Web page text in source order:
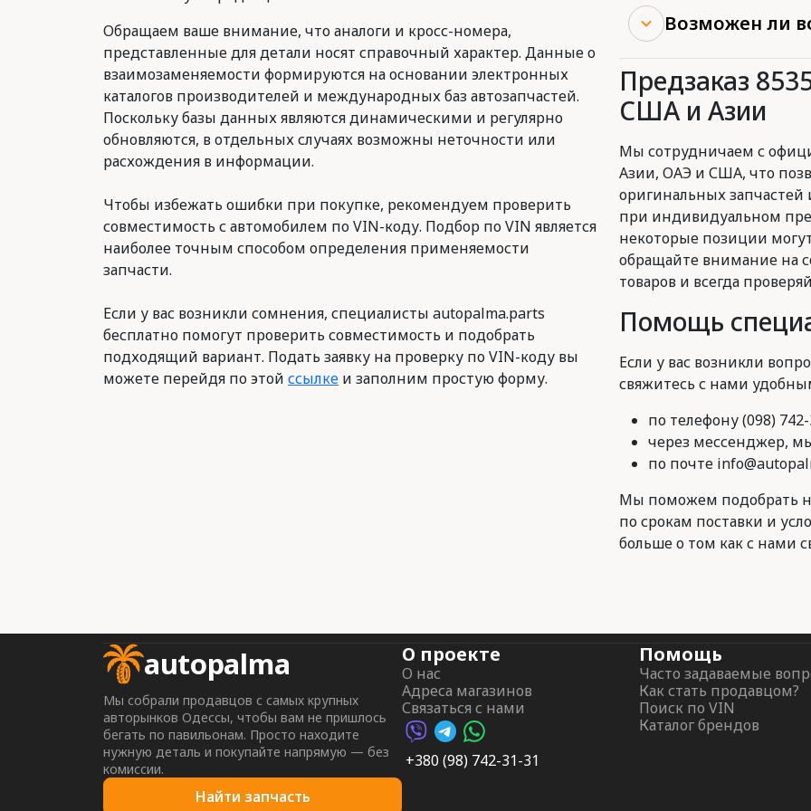
Обращаем ваше внимание, что аналоги и кросс-номера,
представленные для детали носят справочный характер. Данные о
взаимозаменяемости формируются на основании электронных
каталогов производителей и международных баз автозапчастей.
Поскольку базы данных являются динамическими и регулярно
обновляются, в отдельных случаях возможны неточности или
расхождения в информации.
Чтобы избежать ошибки при покупке, рекомендуем проверить
совместимость с автомобилем по VIN-коду. Подбор по VIN является
наиболее точным способом определения применяемости
запчасти.
Если у вас возникли сомнения, специалисты autopalma.parts
бесплатно помогут проверить совместимость и подобрать
подходящий вариант. Подать заявку на проверку по VIN-коду вы
можете перейдя по этой ссылке и заполним простую форму.
Возможен ли
Предзаказ
США и Азии
Мы сотрудничаем с
Азии, ОАЭ и США, что
оригинальных
при индивидуальном
некоторые позиции
обращайте внимание на
товаров и всегда
Помощь
Если у вас возникли
свяжитесь с нами
по телефону (098)
через мессенджер,
по почте
Мы поможем подобрать
по срокам поставки и
больше о том как с нами
autopalma
Мы собрали продавцов с самых крупных
авторынков Одессы, чтобы вам не пришлось
бегать по павильонам. Просто находите
нужную деталь и покупайте напрямую — без
комиссии.
Найти запчасть
О проекте
О нас
Адреса магазинов
Связаться с нами
Viber AutoPalma
Telegram AutoPalma
WhatsApp AutoPalma
+380 (98) 742-31-31
Помощь
Часто задаваемые
Как стать продавцом?
Поиск по VIN
Каталог брендов